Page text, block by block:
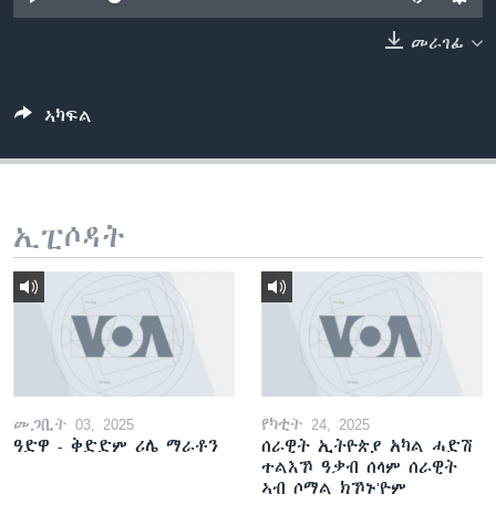
ቂሔ ጽልሚ
መራገፊ
ኣካፍል
ኢፒሶዳት
መጋቢት 03, 2025
ዓድዋ - ቅድድም ሪሌ ማራቶን
የካቲት 24, 2025
ሰራዊት ኢትዮጵያ አካል ሓድሽ
ተልእኾ ዓቃብ ሰላም ሰራዊት
ኣብ ሶማል ክኾኑ'ዮም